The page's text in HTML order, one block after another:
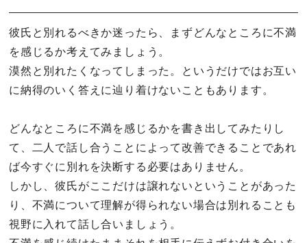
彼氏と別れるべきか迷ったら、まずどんなところに不満
を感じるか考えてみましょう。
漠然と別れたくなってしまった。というだけではお互い
に納得のいく答えに辿り着けないこともあります。
どんなところに不満を感じるかを書き出してみたりし
て、二人で話し合うことによって改善できることであれ
ば今すぐに別れを決断する必要はありません。
しかし、彼氏がここだけは譲れないということがあった
り、不満について理解が得られない場合は別れることも
視野に入れて話し合いましょう。